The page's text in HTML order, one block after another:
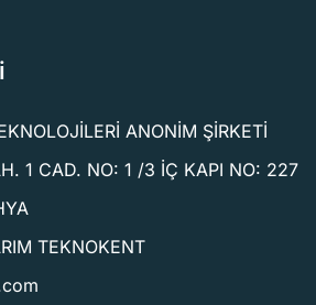
ANONİM ŞİRKETİ
1 CAD. NO: 1 /3 İÇ KAPI NO: 227
TEKNOKENT